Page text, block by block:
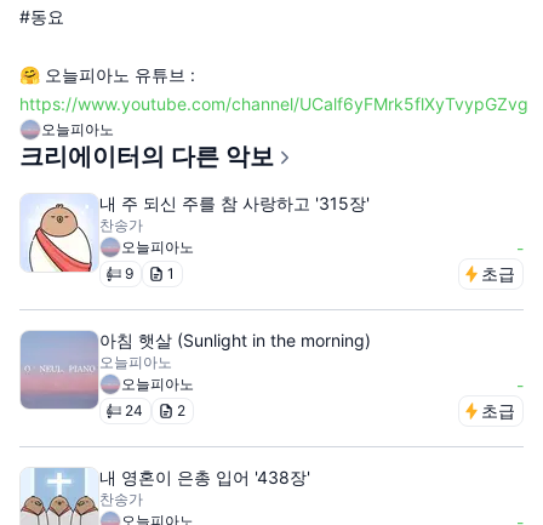
#동요
🤗 오늘피아노 유튜브 :
https://www.youtube.com/channel/UCalf6yFMrk5flXyTvypGZvg
오늘피아노
크리에이터의 다른 악보
내 주 되신 주를 참 사랑하고 '315장'
찬송가
오늘피아노
-
9 1 초급
아침 햇살 (Sunlight in the morning)
오늘피아노
오늘피아노
-
24 2 초급
내 영혼이 은총 입어 '438장'
찬송가
오늘피아노